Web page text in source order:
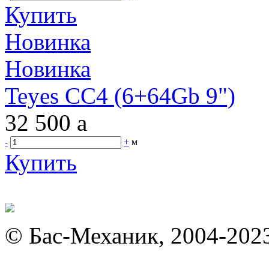
Купить
Новинка
Новинка
Teyes CC4 (6+64Gb 9")
32 500 a
- + м
Купить
© Бас-Механик, 2004-